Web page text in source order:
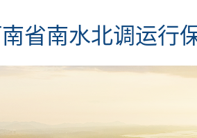
省南水北调运行